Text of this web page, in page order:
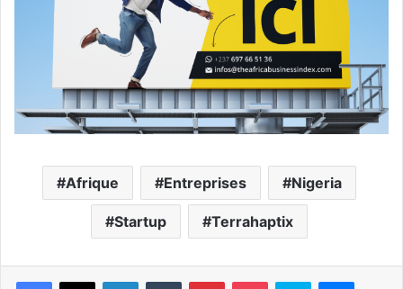
Afrique Entreprises Nigeria
Startup Terrahaptix
Facebook
X LinkedinTumblr PinterestPocket Skype